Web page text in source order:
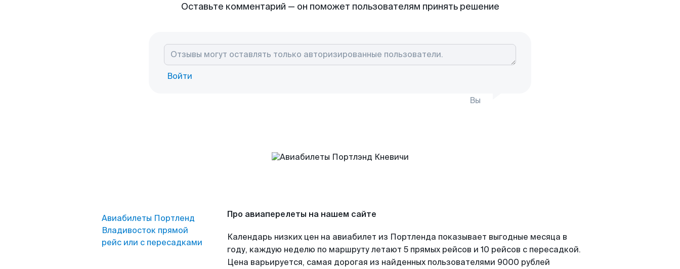
Оставьте комментарий — он поможет пользователям принять решение
Войти
Вы
Авиабилеты Портленд
Владивосток прямой
рейс или с пересадками
Про авиаперелеты на нашем сайте
Календарь низких цен на авиабилет из Портленда показывает выгодные месяца в
году, каждую неделю по маршруту летают 5 прямых рейсов и 10 рейсов с пересадкой.
Цена варьируется, самая дорогая из найденных пользователями 9000 рублей